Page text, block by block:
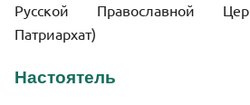
Русской Православной
Патриархат)
Настоятель